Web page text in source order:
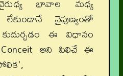
భావాల మధ్య
నైపుణ్యంతో
ఈ విధానం
అని పిలిచే ఈ